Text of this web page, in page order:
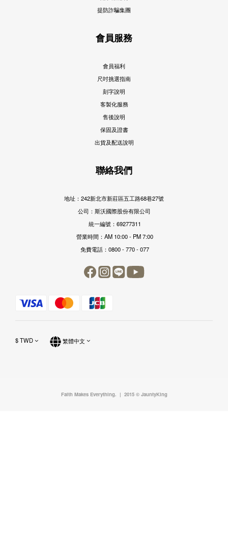
提防詐騙集團
會員服務
會員福利
尺吋挑選指南
刻字說明
客製化服務
售後說明
保固及證書
出貨及配送說明
聯絡我們
地址：242新北市新莊區五工路68巷27號
公司：斯沃國際股份有限公司
統一編號：69277311
營業時間：AM 10:00 - PM 7:00
免費電話：0800 - 770 - 077
$TWD 繁體中文
Faith Makes Everything. | 2015 © JauntyKing